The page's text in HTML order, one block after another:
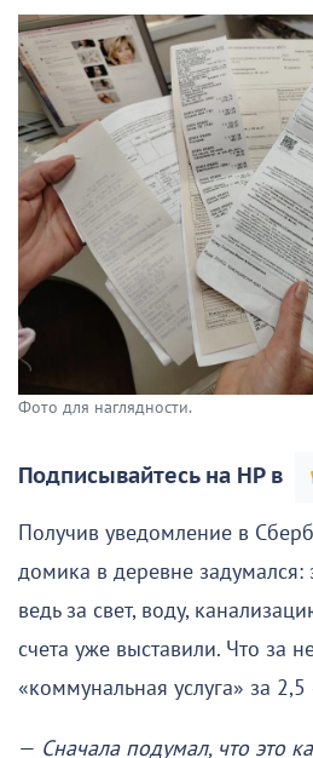
Фото для наглядности.
Подписывайтесь на НР в
Получив уведомление в
домика в деревне задумался:
ведь за свет, воду,
счета уже выставили. Что за
«коммунальная услуга» за 2,5
— Сначала подумал, что это